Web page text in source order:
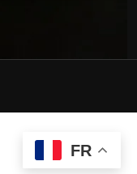
FR